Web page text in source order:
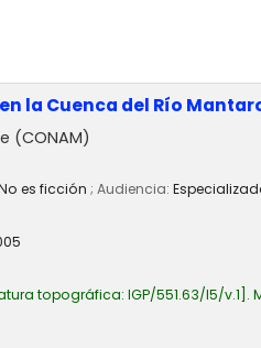
la Cuenca del Río
(CONAM)
es ficción ; Audiencia:
topográfica: IGP/551.63/I5/v.1 .